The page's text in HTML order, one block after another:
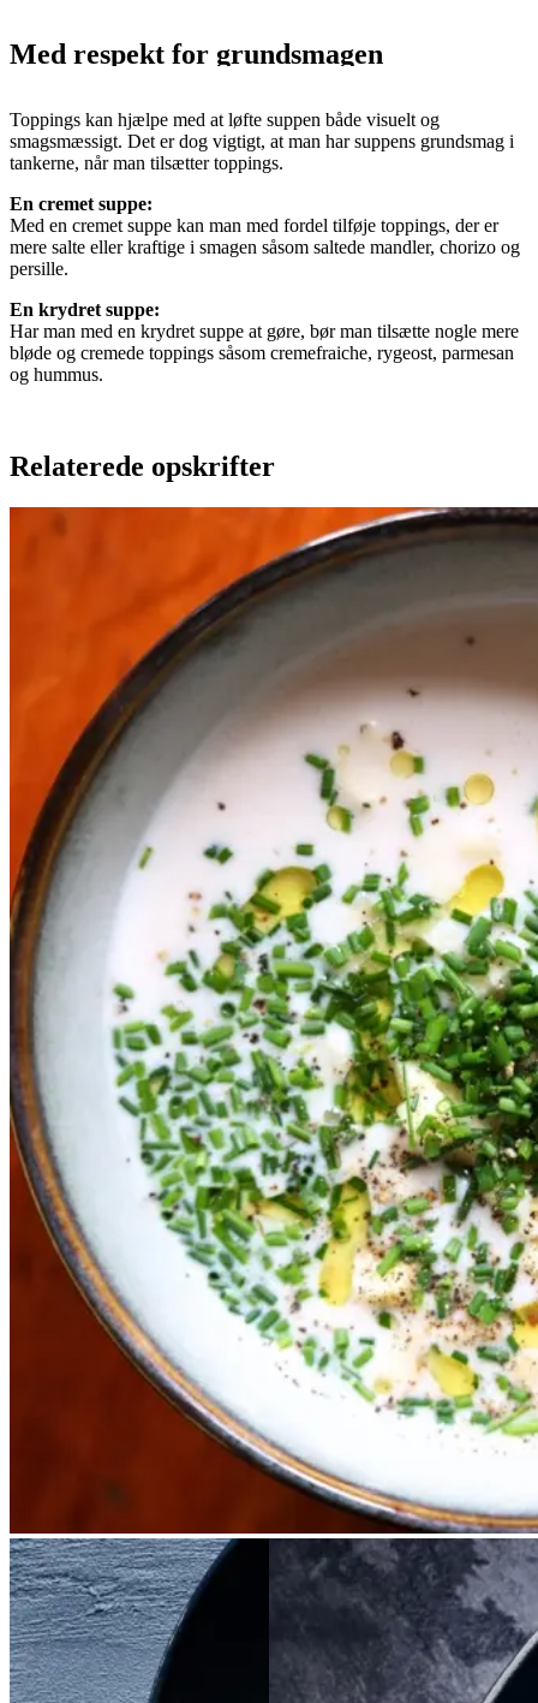
Med respekt for grundsmagen
Toppings kan hjælpe med at løfte suppen både visuelt og
smagsmæssigt. Det er dog vigtigt, at man har suppens grundsmag i
tankerne, når man tilsætter toppings.
En cremet suppe:
Med en cremet suppe kan man med fordel tilføje toppings, der er
mere salte eller kraftige i smagen såsom saltede mandler, chorizo og
persille.
En krydret suppe:
Har man med en krydret suppe at gøre, bør man tilsætte nogle mere
bløde og cremede toppings såsom cremefraiche, rygeost, parmesan
og hummus.
Relaterede opskrifter
KoldKold hvidhvid
bønnesuppe
ppe
Gem opskrift
Skøn som forret på en varm
sommerdag – eller som en let og
lækker aftensmad.